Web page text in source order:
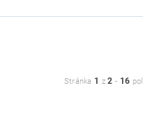
Stránka 1 z2 - 16